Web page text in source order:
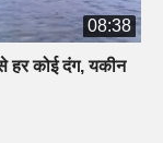
08:38
हर कोई दंग, यकीन